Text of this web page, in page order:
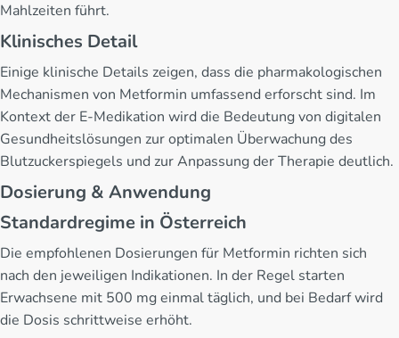
Mahlzeiten führt.
Klinisches Detail
Einige klinische Details zeigen, dass die pharmakologischen
Mechanismen von Metformin umfassend erforscht sind. Im
Kontext der E-Medikation wird die Bedeutung von digitalen
Gesundheitslösungen zur optimalen Überwachung des
Blutzuckerspiegels und zur Anpassung der Therapie deutlich.
Dosierung & Anwendung
Standardregime in Österreich
Die empfohlenen Dosierungen für Metformin richten sich
nach den jeweiligen Indikationen. In der Regel starten
Erwachsene mit 500 mg einmal täglich, und bei Bedarf wird
die Dosis schrittweise erhöht.